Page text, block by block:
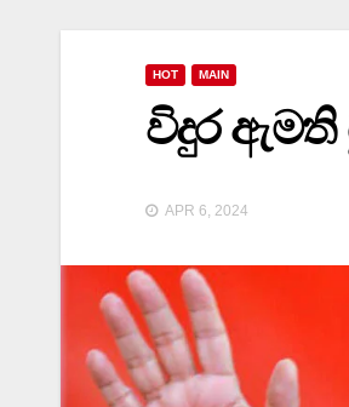
HOT MAIN
විදුර
APR 6, 2024